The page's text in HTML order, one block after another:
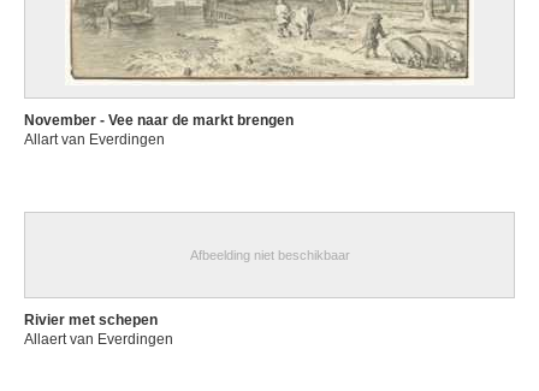
November - Vee naar de markt brengen
Allart van Everdingen
Afbeelding niet beschikbaar
Rivier met schepen
Allaert van Everdingen